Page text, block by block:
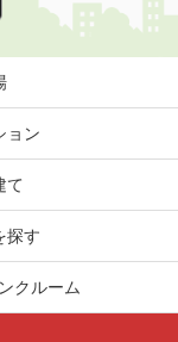
ョン
て
探す
クルーム